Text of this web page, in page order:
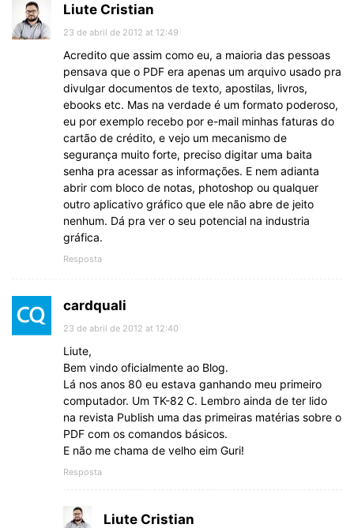
Liute Cristian
23 de abril de 2012 at 12:49
Acredito que assim como eu, a maioria das pessoas
pensava que o PDF era apenas um arquivo usado pra
divulgar documentos de texto, apostilas, livros,
ebooks etc. Mas na verdade é um formato poderoso,
eu por exemplo recebo por e-mail minhas faturas do
cartão de crédito, e vejo um mecanismo de
segurança muito forte, preciso digitar uma baita
senha pra acessar as informações. E nem adianta
abrir com bloco de notas, photoshop ou qualquer
outro aplicativo gráfico que ele não abre de jeito
nenhum. Dá pra ver o seu potencial na industria
gráfica.
Resposta
cardquali
23 de abril de 2012 at 12:40
Liute,
Bem vindo oficialmente ao Blog.
Lá nos anos 80 eu estava ganhando meu primeiro
computador. Um TK-82 C. Lembro ainda de ter lido
na revista Publish uma das primeiras matérias sobre o
PDF com os comandos básicos.
E não me chama de velho eim Guri!
Resposta
Liute Cristian